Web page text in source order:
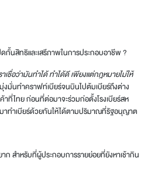
นสิทธิและเสรีภาพในการประกอบอาชีพ ?
เชื่อว่ามันทำได้ ทำได้ดี เพียงแต่กฎหมายไม่ให้
มั่นทำคราฟท์เบียร์จนบินไปต้มเบียร์ถึงต่าง
าที่ไทย ก่อนที่ต่อมาจะร่วมก่อตั้งโรงเบียร์สห
าทำเบียร์ด้วยกันให้ได้ตามปริมาณที่รัฐอนุญาต
ก สำหรับที่ผู้ประกอบการรายย่อยที่ยังหาเช้ากิน